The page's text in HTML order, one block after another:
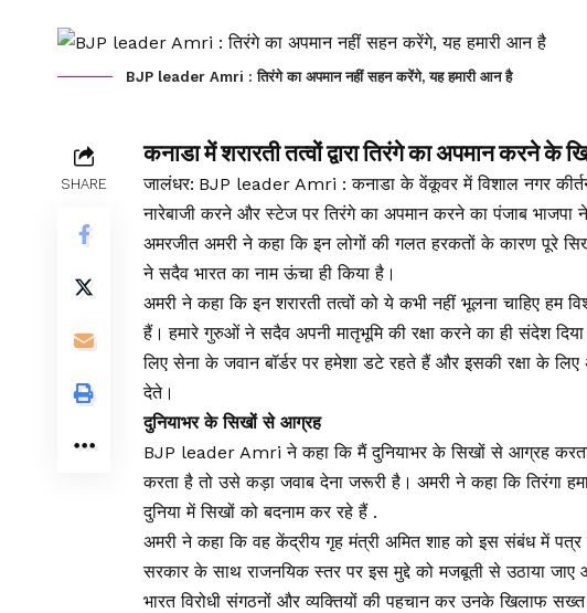
BJP leader Amri : तिरंगे का अपमान नहीं सहन करेंगे, यह हमारी आन है
SHARE
कनाडा में शरारती तत्वों द्वारा तिरंगे का अपमान करने के
जालंधर: BJP leader Amri : कनाडा के वेंकूवर में विशाल नगर कीर्तन के
नारेबाजी करने और स्टेज पर तिरंगे का अपमान करने का पंजाब भाजपा
अमरजीत अमरी ने कहा कि इन लोगों की गलत हरकतों के कारण पूरे
ने सदैव भारत का नाम ऊंचा ही किया है।
अमरी ने कहा कि इन शरारती तत्वों को ये कभी नहीं भूलना चाहिए हम
हैं। हमारे गुरुओं ने सदैव अपनी मातृभूमि की रक्षा करने का ही संदेश
लिए सेना के जवान बॉर्डर पर हमेशा डटे रहते हैं और इसकी रक्षा के
देते।
दुनियाभर के सिखों से आग्रह
BJP leader Amri ने कहा कि मैं दुनियाभर के सिखों से आग्रह
करता है तो उसे कड़ा जवाब देना जरूरी है। अमरी ने कहा कि तिरंगा
दुनिया में सिखों को बदनाम कर रहे हैं .
अमरी ने कहा कि वह केंद्रीय गृह मंत्री अमित शाह को इस संबंध में
सरकार के साथ राजनयिक स्तर पर इस मुद्दे को मजबूती से उठाया जाए
भारत विरोधी संगठनों और व्यक्तियों की पहचान कर उनके खिलाफ